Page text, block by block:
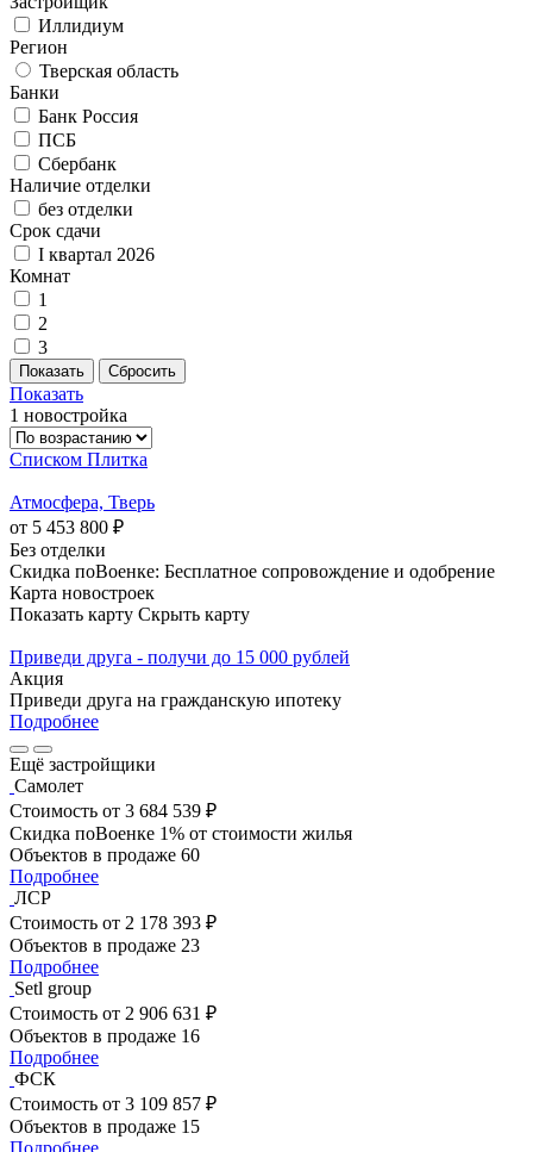
Иллидиум
Регион
Тверская область
Банки
Банк Россия
ПСБ
Сбербанк
Наличие отделки
без отделки
Срок сдачи
I квартал 2026
Комнат
1
2
3
Показать
1 новостройка
Списком Плитка
Атмосфера, Тверь
от 5 453 800 ₽
Без отделки
Скидка поВоенке: Бесплатное сопровождение и одобрение
Карта новостроек
Показать карту Скрыть карту
Приведи друга - получи до 15 000 рублей
Акция
Приведи друга на гражданскую ипотеку
Подробнее
Ещё застройщики
Самолет
Стоимость от 3 684 539 ₽
Скидка поВоенке 1% от стоимости жилья
Объектов в продаже 60
Подробнее
ЛСР
Стоимость от 2 178 393 ₽
Объектов в продаже 23
Подробнее
Setl group
Стоимость от 2 906 631 ₽
Объектов в продаже 16
Подробнее
ФСК
Стоимость от 3 109 857 ₽
Объектов в продаже 15
Подробнее